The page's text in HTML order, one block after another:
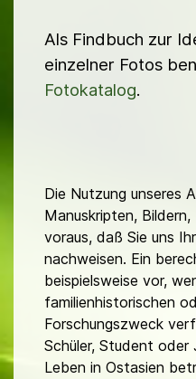
Als Findbuch zur
einzelner Fotos
Fotokatalog.
Die Nutzung unseres
Manuskripten,
voraus, daß Sie uns
nachweisen. Ein
beispielsweise vor,
familienhistorischen
Forschungszweck
Schüler, Student oder
Leben in Ostasien